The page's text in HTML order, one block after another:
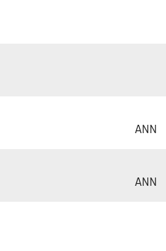
ANN
ANN